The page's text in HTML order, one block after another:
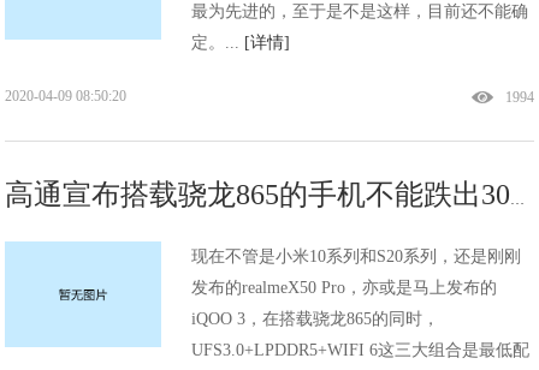
最为先进的，至于是不是这样，目前还不能确
定。... [详情]
1994
2020-04-09 08:50:20
现在不管是小米10系列和S20系列，还是刚刚
发布的realmeX50 Pro，亦或是马上发布的
iQOO 3，在搭载骁龙865的同时，
UFS3.0+LPDDR5+WIFI 6这三大组合是最低配